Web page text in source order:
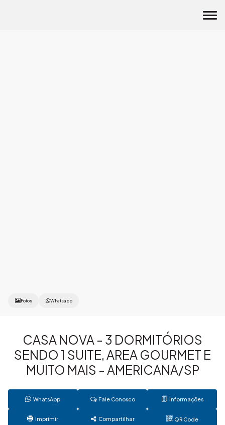
Fotos Whatsapp
CASA NOVA - 3 DORMITÓRIOS
SENDO 1 SUITE, AREA GOURMET E
MUITO MAIS - AMERICANA/SP
WhatsApp Fale Conosco Informações
Imprimir Compartilhar QR Code